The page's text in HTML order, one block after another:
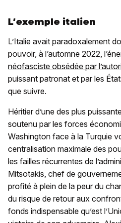
L’exemple italien
L’Italie avait paradoxalement
pouvoir, à l’automne 2022,
néofasciste obsédée par
puissant patronat et par les
que suivre.
Héritier d’une des plus
soutenu par les forces
Washington face à la Turquie
centralisation maximale des
les failles récurrentes de
Mitsotakis, chef de
profité à plein de la peur du
du risque de retour aux
fonds indispensable qu’est